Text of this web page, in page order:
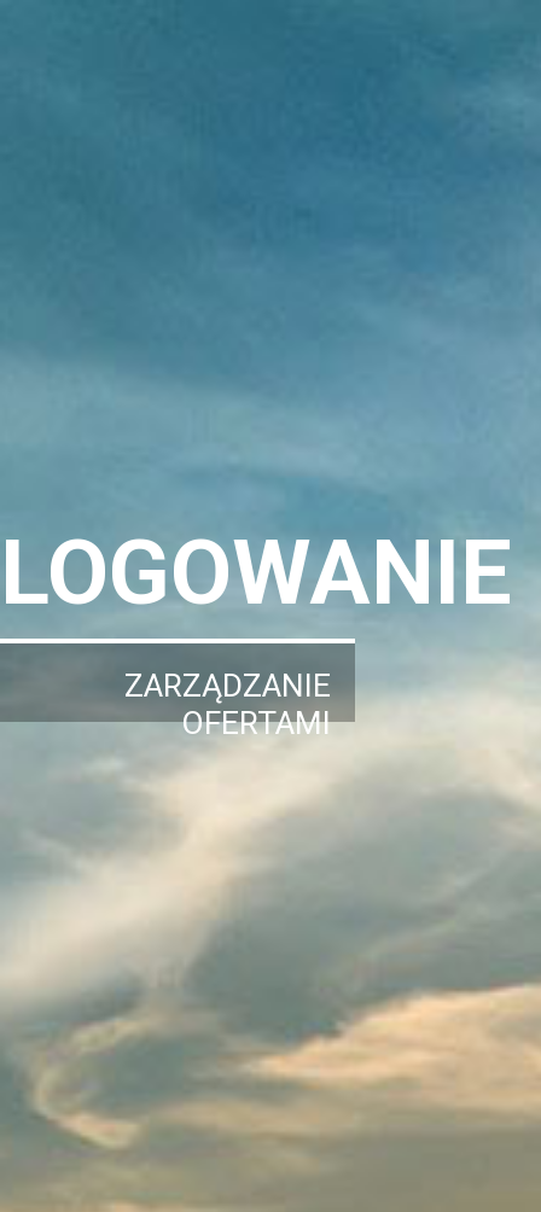
LOGOWANIE
ZARZĄDZANIE
OFERTAMI